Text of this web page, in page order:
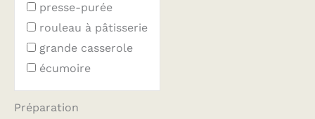
presse-purée
rouleau à pâtisserie
grande casserole
écumoire
Préparation